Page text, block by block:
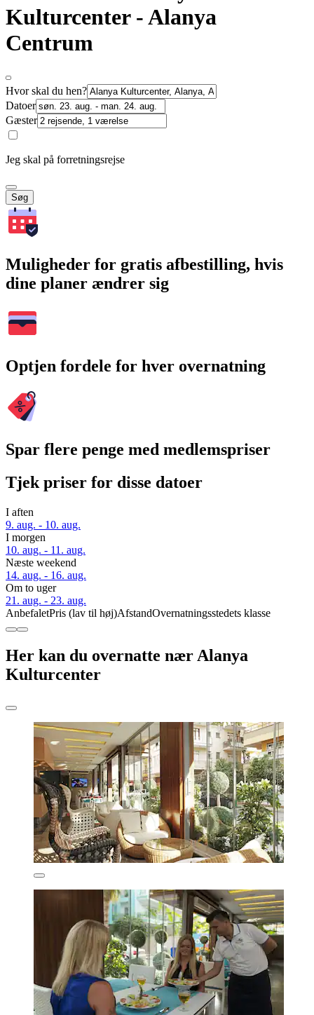
Kulturcenter - Alanya
Centrum
Hvor skal du hen?
Datoer
Gæster
Jeg skal på forretningsrejse
Søg
Muligheder for gratis afbestilling, hvis
dine planer ændrer sig
Optjen fordele for hver overnatning
Spar flere penge med medlemspriser
Tjek priser for disse datoer
I aften
9. aug. - 10. aug.
I morgen
10. aug. - 11. aug.
Næste weekend
14. aug. - 16. aug.
Om to uger
21. aug. - 23. aug.
AnbefaletPris (lav til høj)AfstandOvernatningsstedets klasse
Her kan du overnatte nær Alanya
Kulturcenter